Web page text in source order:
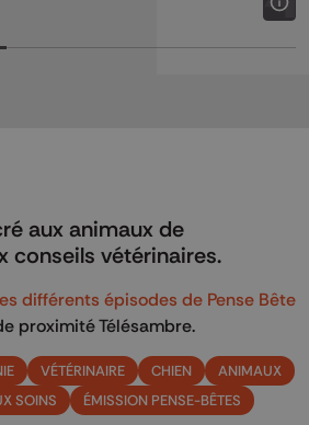
FaceBook
sur LinkedIn
sur Whatsapp
aux animaux de
conseils vétérinaires.
différents épisodes de Pense Bête
proximité Télésambre.
VÉTÉRINAIRE CHIEN
ANIMAUX
SOINS ÉMISSION PENSE-BÊTES